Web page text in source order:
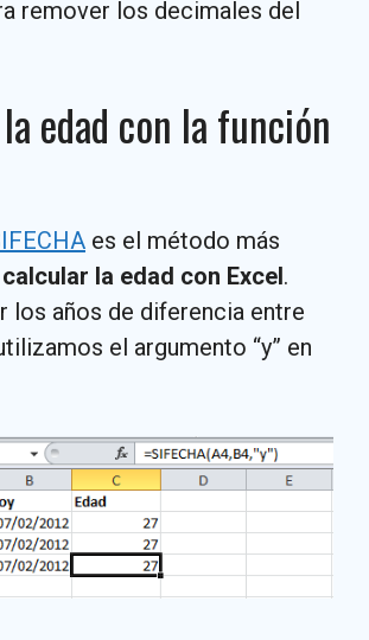
remover los decimales del
edad con la función
es el método más
calcular la edad con Excel.
los años de diferencia entre
el argumento “y” en